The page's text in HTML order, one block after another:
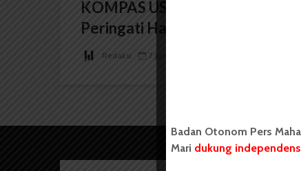
KOMPAS USU Gelar Talkshow
Peringati Hari Lingkungan...
Redaksi 7 Juni 2026
Badan Otonom Pers
Mari dukung